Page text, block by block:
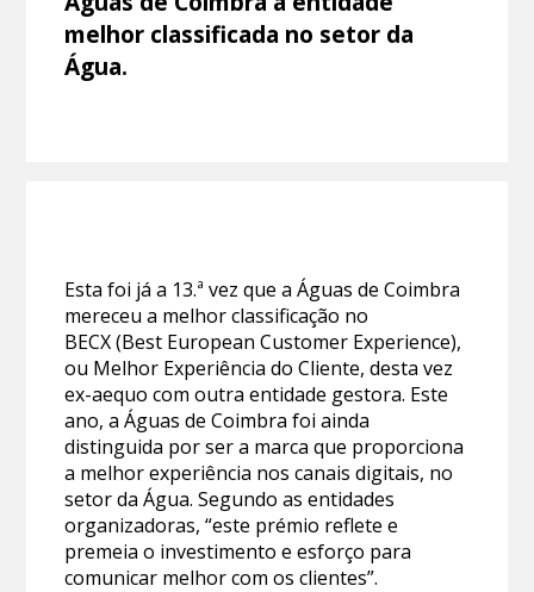
melhor classificada no setor da
Água.
Esta foi já a 13.ª vez que a Águas de Coimbra
mereceu a melhor classificação no
BECX (Best European Customer Experience),
ou Melhor Experiência do Cliente, desta vez
ex-aequo com outra entidade gestora. Este
ano, a Águas de Coimbra foi ainda
distinguida por ser a marca que proporciona
a melhor experiência nos canais digitais, no
setor da Água. Segundo as entidades
organizadoras, “este prémio reflete e
premeia o investimento e esforço para
comunicar melhor com os clientes”.